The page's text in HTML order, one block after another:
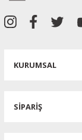
KURUMSAL
SİPARİŞ